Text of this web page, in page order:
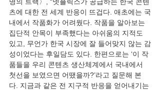
츠에 대한 전 세계 반응이 뜨겁다. 애초에는 국
내에서 작품화가 어려웠다. 작품을 알아보는
집단적 안목이 부족했다는 아쉬움의 지적도
있고, 무언가 한국 시장에 잘 들어맞지 않는 감
성이었다는 후일담도 있다. 한편으로는 ‘이 작
품들을 우리 콘텐츠 생산체계에서 국내에서
첫선을 보였으면 어땠을까?’라고 질문해 본
다. 지금과 같은 전 지구적 반응을 얻어내기는